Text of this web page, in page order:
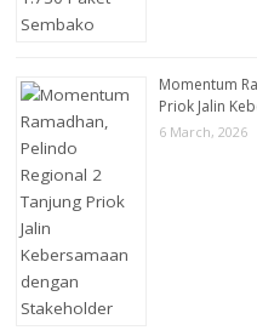
Momentum
Priok Jalin
6 March, 2026